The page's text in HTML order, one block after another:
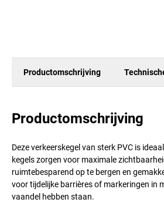
Productomschrijving
Productomschrijving
Deze verkeerskegel van sterk PVC is
kegels zorgen voor maximale
ruimtebesparend op te bergen en
voor tijdelijke barrières of markeringen in
vaandel hebben staan.